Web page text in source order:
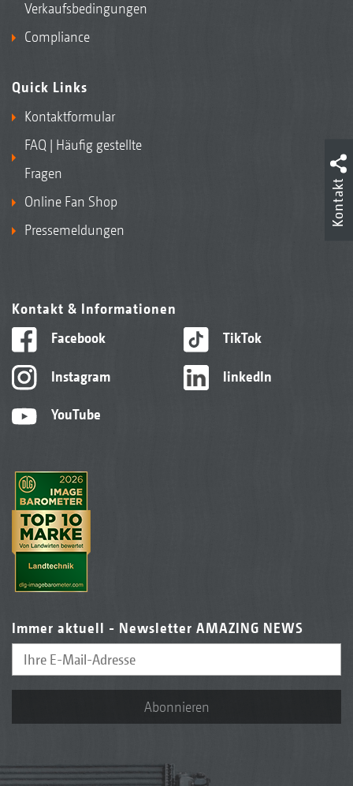
Verkaufsbedingungen
Compliance
Quick Links
Kontaktformular
FAQ | Häufig gestellte
Fragen
Online Fan Shop
Pressemeldungen
Kontakt & Informationen
Facebook
Instagram
YouTube
TikTok
linkedIn
Immer aktuell - Newsletter AMAZING NEWS
Abonnieren
Kontakt